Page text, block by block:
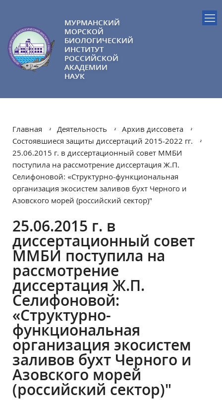
МУРМАНСКИЙ
МОРСКОЙ
БИОЛОГИЧЕСКИЙ
ИНСТИТУТ
РОССИЙСКОЙ
АКАДЕМИИ
НАУК
Главная Деятельность
Архив диссовета
Состоявшиеся защиты диссертаций 2015-2022 гг.
25.06.2015 г. в диссертационный совет ММБИ
поступила на рассмотрение диссертация Ж.П.
Селифоновой: «Структурно-функциональная
организация экосистем заливов бухт Черного и
Азовского морей (российский сектор)"
25.06.2015 г. в
диссертационный совет
ММБИ поступила на
рассмотрение
диссертация Ж.П.
Селифоновой:
«Структурно-
функциональная
организация экосистем
заливов бухт Черного и
Азовского морей
(российский сектор)"